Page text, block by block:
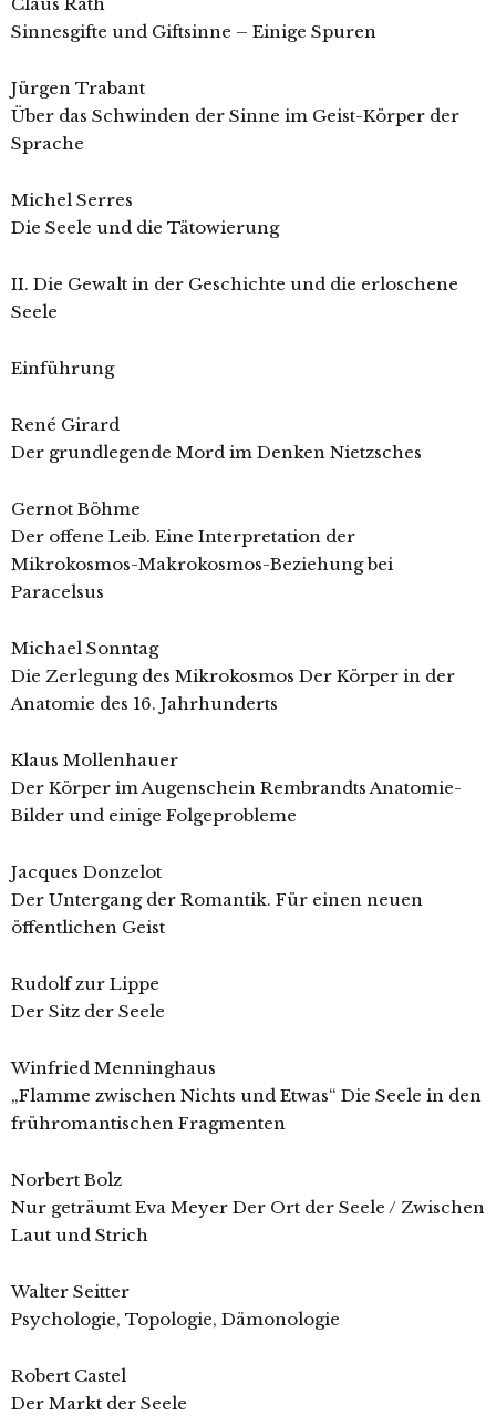
Sinnesgifte und Giftsinne – Einige Spuren
Jürgen Trabant
Über das Schwinden der Sinne im Geist-Körper der
Sprache
Michel Serres
Die Seele und die Tätowierung
II. Die Gewalt in der Geschichte und die erloschene
Seele
Einführung
René Girard
Der grundlegende Mord im Denken Nietzsches
Gernot Böhme
Der offene Leib. Eine Interpretation der
Mikrokosmos-Makrokosmos-Beziehung bei
Paracelsus
Michael Sonntag
Die Zerlegung des Mikrokosmos Der Körper in der
Anatomie des 16. Jahrhunderts
Klaus Mollenhauer
Der Körper im Augenschein Rembrandts Anatomie-
Bilder und einige Folgeprobleme
Jacques Donzelot
Der Untergang der Romantik. Für einen neuen
öffentlichen Geist
Rudolf zur Lippe
Der Sitz der Seele
Winfried Menninghaus
„Flamme zwischen Nichts und Etwas“ Die Seele in den
frühromantischen Fragmenten
Norbert Bolz
Nur geträumt Eva Meyer Der Ort der Seele / Zwischen
Laut und Strich
Walter Seitter
Psychologie, Topologie, Dämonologie
Robert Castel
Der Markt der Seele